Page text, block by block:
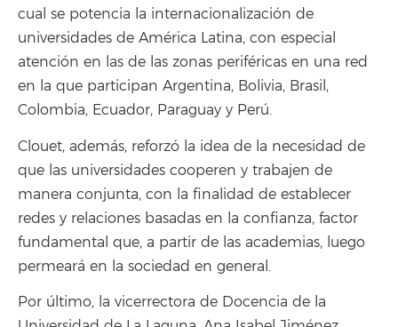
cual se potencia la internacionalización de
universidades de América Latina, con especial
atención en las de las zonas periféricas en una red
en la que participan Argentina, Bolivia, Brasil,
Colombia, Ecuador, Paraguay y Perú.
Clouet, además, reforzó la idea de la necesidad de
que las universidades cooperen y trabajen de
manera conjunta, con la finalidad de establecer
redes y relaciones basadas en la confianza, factor
fundamental que, a partir de las academias, luego
permeará en la sociedad en general.
Por último, la vicerrectora de Docencia de la